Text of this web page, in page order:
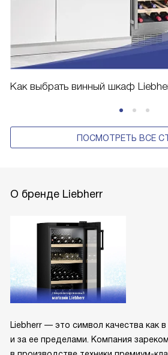
Как выбрать винный шкаф
ПОСМОТРЕТЬ ВСЕ
О бренде Liebherr
Liebherr — это символ качества как в
и за ее пределами. Компания